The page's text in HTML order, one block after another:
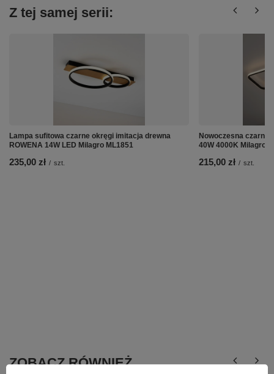
Z tej samej serii:
Lampa sufitowa czarne okręgi imitacja drewna
ROWENA 14W LED Milagro ML1851
235,00 zł / szt.
Nowoczesna czarna
40W 4000K Milagro
215,00 zł / szt.
ZOBACZ RÓWNIEŻ